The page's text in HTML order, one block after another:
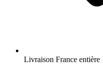
Livraison France entière